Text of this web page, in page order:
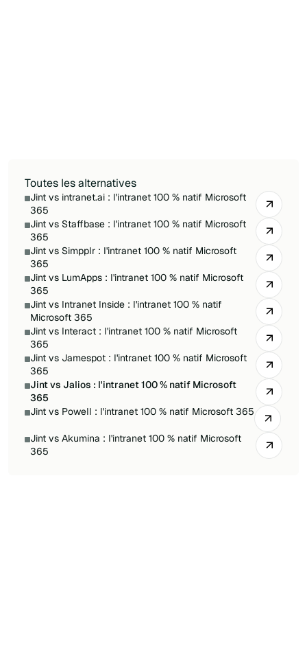
Toutes les alternatives
Jint vs intranet.ai : l'intranet 100 % natif Microsoft
365
Jint vs Staffbase : l'intranet 100 % natif Microsoft
365
Jint vs Simpplr : l'intranet 100 % natif Microsoft
365
Jint vs LumApps : l'intranet 100 % natif Microsoft
365
Jint vs Intranet Inside : l'intranet 100 % natif
Microsoft 365
Jint vs Interact : l'intranet 100 % natif Microsoft
365
Jint vs Jamespot : l'intranet 100 % natif Microsoft
365
Jint vs Jalios : l'intranet 100 % natif Microsoft
365
Jint vs Powell : l'intranet 100 % natif Microsoft 365
Jint vs Akumina : l'intranet 100 % natif Microsoft
365